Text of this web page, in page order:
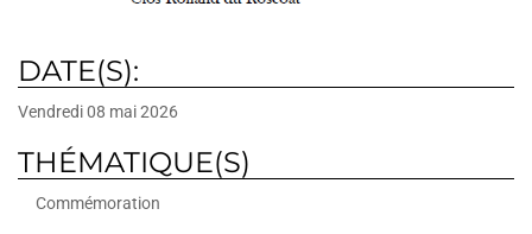
DATE(S):
Vendredi 08 mai 2026
THÉMATIQUE(S)
Commémoration